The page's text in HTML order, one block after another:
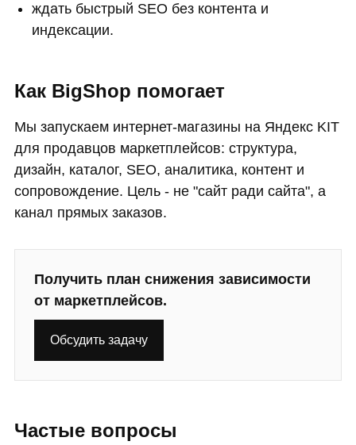
ждать быстрый SEO без контента и
индексации.
Как BigShop помогает
Мы запускаем интернет-магазины на Яндекс KIT
для продавцов маркетплейсов: структура,
дизайн, каталог, SEO, аналитика, контент и
сопровождение. Цель - не "сайт ради сайта", а
канал прямых заказов.
Получить план снижения зависимости
от маркетплейсов.
Обсудить задачу
Частые вопросы